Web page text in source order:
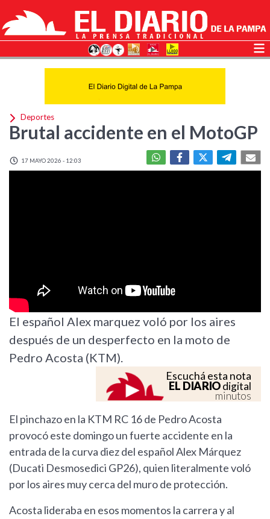
Deportes
Brutal accidente en el MotoGP
17 MAYO 2026 - 12:03
El español Alex marquez voló por los aires
después de un desperfecto en la moto de
Pedro Acosta (KTM).
Escuchá esta nota
EL DIARIOdigital
minutos
El pinchazo en la KTM RC 16 de Pedro Acosta
provocó este domingo un fuerte accidente en la
entrada de la curva diez del español Alex Márquez
(Ducati Desmosedici GP26), quien literalmente voló
por los aires muy cerca del muro de protección.
Acosta lideraba en esos momentos la carrera y al